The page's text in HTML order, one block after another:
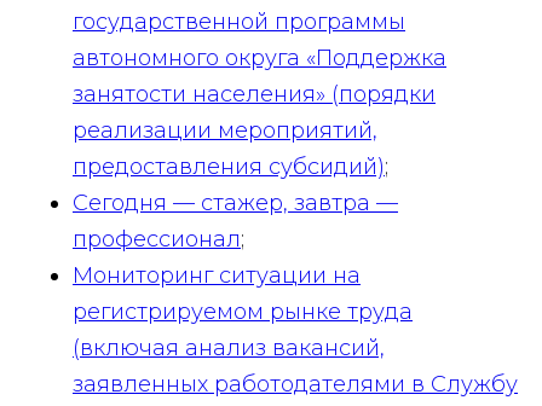
государственной программы
автономного округа «Поддержка
занятости населения» (порядки
реализации мероприятий,
предоставления субсидий);
Сегодня — стажер, завтра —
профессионал;
Мониторинг ситуации на
регистрируемом рынке труда
(включая анализ вакансий,
заявленных работодателями в Службу